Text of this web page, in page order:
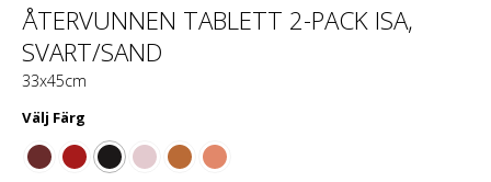
ÅTERVUNNEN TABLETT 2-PACK ISA,
SVART/SAND
33x45cm
Välj Färg